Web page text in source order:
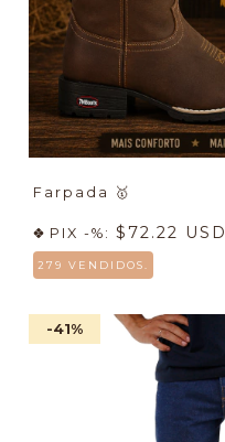
Farpada 🥇
PIX -%: $72.22 USD
279 VENDIDOS.
-41%